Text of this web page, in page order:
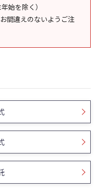
始を除く）
間違えのないようご注